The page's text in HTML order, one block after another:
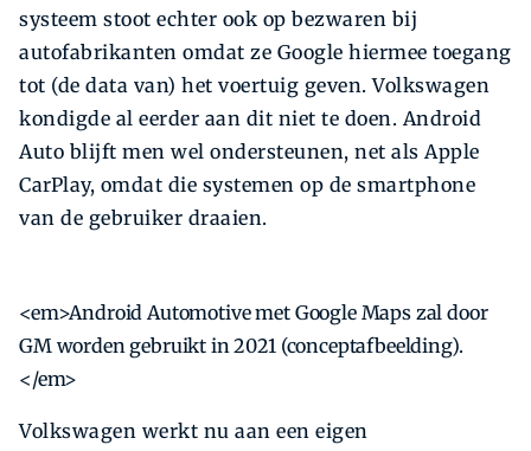
systeem stoot echter ook op bezwaren bij
autofabrikanten omdat ze Google hiermee toegang
tot (de data van) het voertuig geven. Volkswagen
kondigde al eerder aan dit niet te doen. Android
Auto blijft men wel ondersteunen, net als Apple
CarPlay, omdat die systemen op de smartphone
van de gebruiker draaien.
<em>Android Automotive met Google Maps zal door
GM worden gebruikt in 2021 (conceptafbeelding).
</em>
Volkswagen werkt nu aan een eigen